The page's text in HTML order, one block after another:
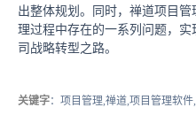
出整体规划。同时，禅道项目
理过程中存在的一系列问题，
司战略转型之路。
关键字：项目管理,禅道,项目管理软